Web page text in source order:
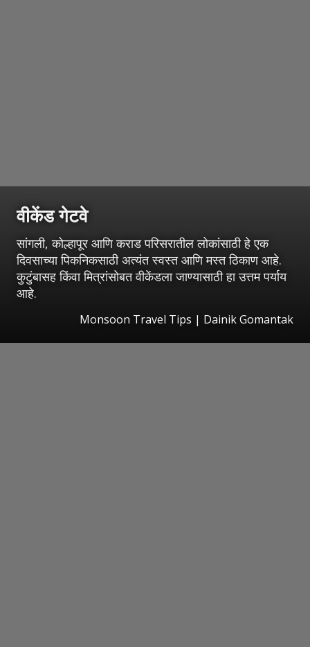
वीकेंड गेटवे
सांगली, कोल्हापूर आणि कराड परिसरातील लोकांसाठी हे एक
दिवसाच्या पिकनिकसाठी अत्यंत स्वस्त आणि मस्त ठिकाण आहे.
कुटुंबासह किंवा मित्रांसोबत वीकेंडला जाण्यासाठी हा उत्तम पर्याय
आहे.
Monsoon Travel Tips | Dainik Gomantak